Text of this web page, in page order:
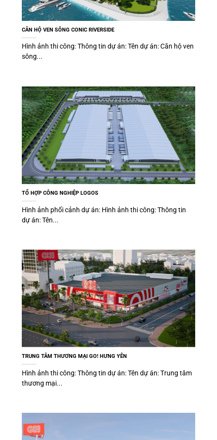
CĂN HỘ VEN SÔNG CONIC RIVERSIDE
Hình ảnh thi công: Thông tin dự án: Tên dự án: Căn hộ ven
sông...
TỔ HỢP CÔNG NGHIỆP LOGOS
Hình ảnh phối cảnh dự án: Hình ảnh thi công: Thông tin
dự án: Tên...
TRUNG TÂM THƯƠNG MẠI GO! HƯNG YÊN
Hình ảnh thi công: Thông tin dự án: Tên dự án: Trung tâm
thương mại...